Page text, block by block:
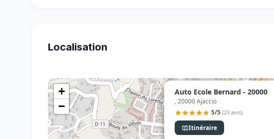
Localisation
Auto Ecole Bernard - 20000
, 20000 Ajaccio
5/5 (23 avis)
Itinéraire
+
−